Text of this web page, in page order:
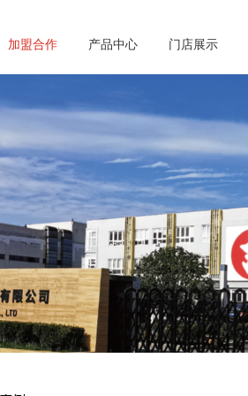
加盟合作 产品中心 门店展示